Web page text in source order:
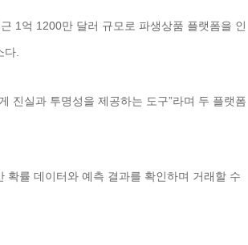
1억 1200만 달러 규모로 파생상품 플랫폼을 인
.
진실과 투명성을 제공하는 도구”라며 두 플랫폼
확률 데이터와 예측 결과를 확인하며 거래할 수